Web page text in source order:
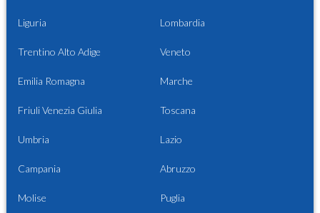
Liguria Lombardia
Trentino Alto Adige Veneto
Emilia Romagna Marche
Friuli Venezia Giulia Toscana
Umbria Lazio
Campania Abruzzo
Molise Puglia